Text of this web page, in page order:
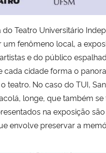
Teatro Universitário
fenômeno local, a
e do público
cidade forma o
teatro. No caso do TUI,
longe, que também
na exposição
envolve preservar a